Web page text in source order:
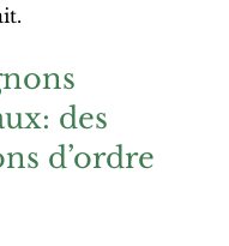
des
d’ordre